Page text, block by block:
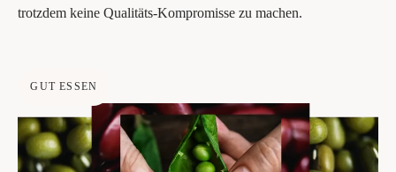
trotz­dem kei­ne Qua­li­täts-Kom­pro­mis­se zu machen.
GUT ESSEN